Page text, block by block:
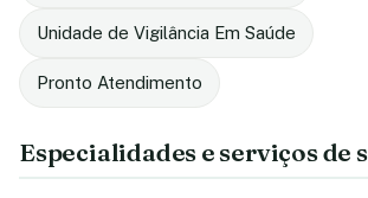
Unidade de Vigilância Em Saúde
Pronto Atendimento
Especialidades e serviços de